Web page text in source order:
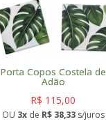
Porta Copos Costela de
Adão
R$ 115,00
OU 3xde R$ 38,33s/juros